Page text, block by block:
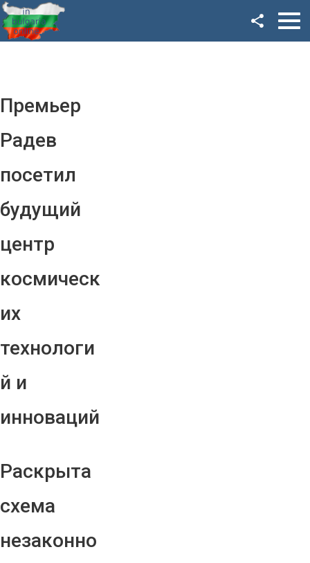
Премьер
Радев
посетил
будущий
центр
космическ
их
технологи
й и
инноваций
Раскрыта
схема
незаконно